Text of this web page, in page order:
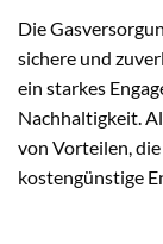
Die
sichere und
ein starkes
Nachhaltigkeit.
von Vorteilen,
kostengünstige